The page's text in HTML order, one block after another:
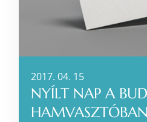
2017. 04. 15
NYÍLT NAP A
HAMVASZTÓBAN